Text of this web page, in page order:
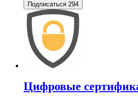
Подписаться 294
Цифровые